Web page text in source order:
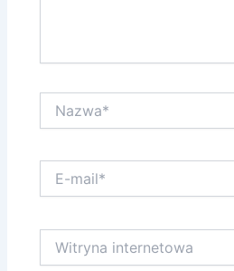
mail*
internetowa